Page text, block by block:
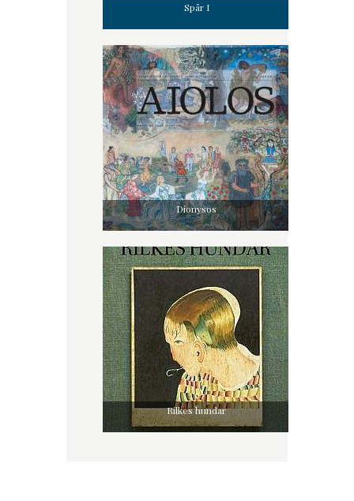
Spår I
Dionysos
Rilkes hundar